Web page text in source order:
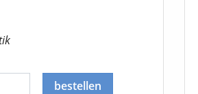
bestellen